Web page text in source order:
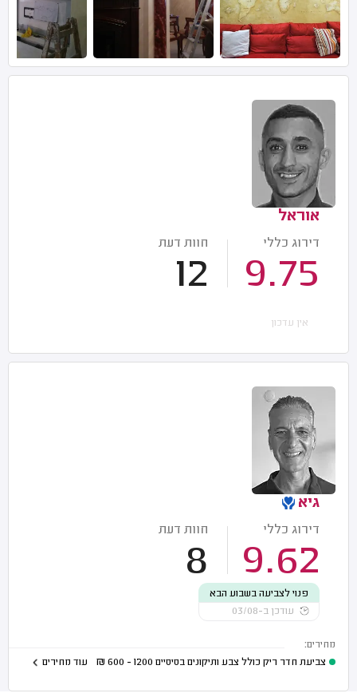
אוראל
דירוג כללי
9.75
חוות דעת
12
אין עדכון
גיא
דירוג כללי
9.62
חוות דעת
8
פנוי לצביעה בשבוע הבא
עודכן ב-03/08
מחירים:
צביעת חדר ריק כולל צבע ותיקונים בסיסיים 1200 - 600
₪ עוד מחירים